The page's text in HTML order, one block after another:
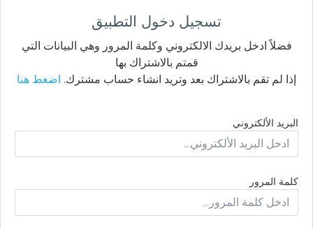
تسجيل دخول التطبيق
فضلاً ادخل بريدك الالكتروني وكلمة المرور وهي البيانات التي
قمتم بالاشتراك بها
إذا لم تقم بالاشتراك بعد وتريد انشاء حساب مشترك. اضغط هنا
البريد الألكتروني
كلمة المرور